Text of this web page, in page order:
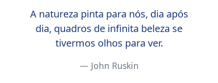
A natureza pinta para nós, dia após
dia, quadros de infinita beleza se
tivermos olhos para ver.
John Ruskin